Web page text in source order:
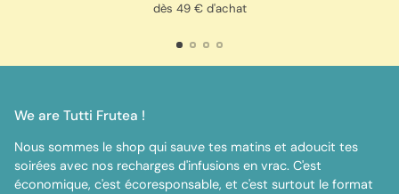
dès 49 € d'achat
We are Tutti Frutea !
Nous sommes le shop qui sauve tes matins et adoucit tes
soirées avec nos recharges d'infusions en vrac. C'est
économique, c'est écoresponsable, et c'est surtout le format